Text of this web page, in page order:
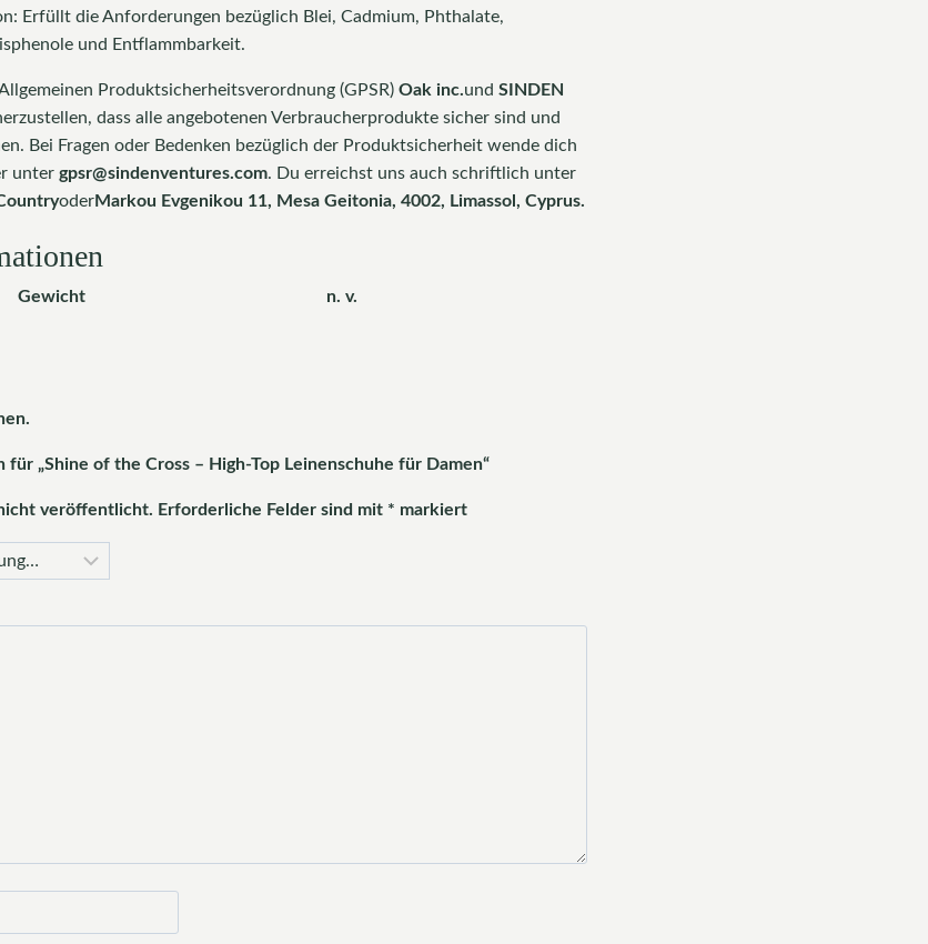
Erfüllt die Anforderungen bezüglich Blei, Cadmium, Phthalate,
und Entflammbarkeit.
Produktsicherheitsverordnung (GPSR) Oak inc.und SINDEN
dass alle angebotenen Verbraucherprodukte sicher sind und
Bei Fragen oder Bedenken bezüglich der Produktsicherheit wende dich
unter gpsr@sindenventures.com. Du erreichst uns auch schriftlich unter
oderMarkou Evgenikou 11, Mesa Geitonia, 4002, Limassol, Cyprus.
Gewicht n. v.
für „Shine of the Cross – High-Top Leinenschuhe für Damen“
veröffentlicht. Erforderliche Felder sind mit * markiert